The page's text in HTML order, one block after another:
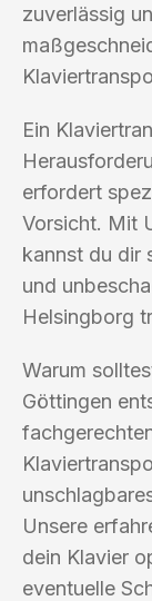
zuverlässig
Ein
erfordert
Vorsicht. Mit
kannst du dir
und
Helsingborg
Warum
Göttingen
Unsere
dein Klavier
eventuelle